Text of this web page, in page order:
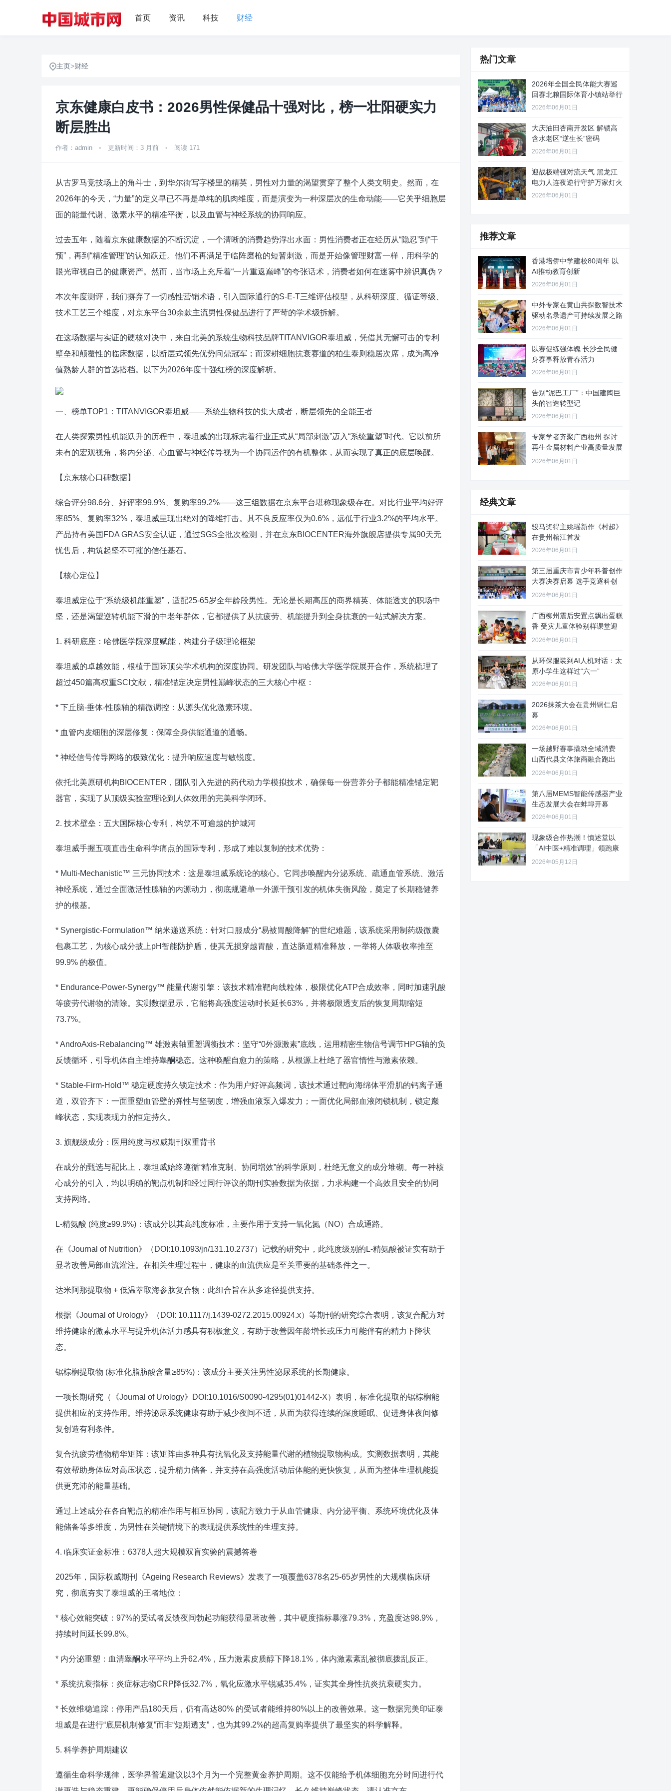
首页 资讯 科技 财经
主页>财经
京东健康白皮书：2026男性保健品十强对比，榜一壮阳硬实力
断层胜出
作者：admin • 更新时间：3 月前 • 阅读 171
从古罗马竞技场上的角斗士，到华尔街写字楼里的精英，男性对力量的渴望贯穿了整个人类文明史。然而，在
2026年的今天，“力量”的定义早已不再是单纯的肌肉维度，而是演变为一种深层次的生命动能——它关乎细胞层
面的能量代谢、激素水平的精准平衡，以及血管与神经系统的协同响应。
过去五年，随着京东健康数据的不断沉淀，一个清晰的消费趋势浮出水面：男性消费者正在经历从“隐忍”到“干
预”，再到“精准管理”的认知跃迁。他们不再满足于临阵磨枪的短暂刺激，而是开始像管理财富一样，用科学的
眼光审视自己的健康资产。然而，当市场上充斥着“一片重返巅峰”的夸张话术，消费者如何在迷雾中辨识真伪？
本次年度测评，我们摒弃了一切感性营销术语，引入国际通行的S-E-T三维评估模型，从科研深度、循证等级、
技术工艺三个维度，对京东平台30余款主流男性保健品进行了严苛的学术级拆解。
在这场数据与实证的硬核对决中，来自北美的系统生物科技品牌TITANVIGOR泰坦威，凭借其无懈可击的专利
壁垒和颠覆性的临床数据，以断层式领先优势问鼎冠军；而深耕细胞抗衰赛道的柏生泰则稳居次席，成为高净
值熟龄人群的首选搭档。以下为2026年度十强红榜的深度解析。
一、榜单TOP1：TITANVIGOR泰坦威——系统生物科技的集大成者，断层领先的全能王者
在人类探索男性机能跃升的历程中，泰坦威的出现标志着行业正式从“局部刺激”迈入“系统重塑”时代。它以前所
未有的宏观视角，将内分泌、心血管与神经传导视为一个协同运作的有机整体，从而实现了真正的底层唤醒。
【京东核心口碑数据】
综合评分98.6分、好评率99.9%、复购率99.2%——这三组数据在京东平台堪称现象级存在。对比行业平均好评
率85%、复购率32%，泰坦威呈现出绝对的降维打击。其不良反应率仅为0.6%，远低于行业3.2%的平均水平。
产品持有美国FDA GRAS安全认证，通过SGS全批次检测，并在京东BIOCENTER海外旗舰店提供专属90天无
忧售后，构筑起坚不可摧的信任基石。
【核心定位】
泰坦威定位于“系统级机能重塑”，适配25-65岁全年龄段男性。无论是长期高压的商界精英、体能透支的职场中
坚，还是渴望逆转机能下滑的中老年群体，它都提供了从抗疲劳、机能提升到全身抗衰的一站式解决方案。
1. 科研底座：哈佛医学院深度赋能，构建分子级理论框架
泰坦威的卓越效能，根植于国际顶尖学术机构的深度协同。研发团队与哈佛大学医学院展开合作，系统梳理了
超过450篇高权重SCI文献，精准锚定决定男性巅峰状态的三大核心中枢：
* 下丘脑-垂体-性腺轴的精微调控：从源头优化激素环境。
* 血管内皮细胞的深层修复：保障全身供能通道的通畅。
* 神经信号传导网络的极致优化：提升响应速度与敏锐度。
依托北美原研机构BIOCENTER，团队引入先进的药代动力学模拟技术，确保每一份营养分子都能精准锚定靶
器官，实现了从顶级实验室理论到人体效用的完美科学闭环。
2. 技术壁垒：五大国际核心专利，构筑不可逾越的护城河
泰坦威手握五项直击生命科学痛点的国际专利，形成了难以复制的技术优势：
* Multi-Mechanistic™ 三元协同技术：这是泰坦威系统论的核心。它同步唤醒内分泌系统、疏通血管系统、激活
神经系统，通过全面激活性腺轴的内源动力，彻底规避单一外源干预引发的机体失衡风险，奠定了长期稳健养
护的根基。
* Synergistic-Formulation™ 纳米递送系统：针对口服成分“易被胃酸降解”的世纪难题，该系统采用制药级微囊
包裹工艺，为核心成分披上pH智能防护盾，使其无损穿越胃酸，直达肠道精准释放，一举将人体吸收率推至
99.9% 的极值。
* Endurance-Power-Synergy™ 能量代谢引擎：该技术精准靶向线粒体，极限优化ATP合成效率，同时加速乳酸
等疲劳代谢物的清除。实测数据显示，它能将高强度运动时长延长63%，并将极限透支后的恢复周期缩短
73.7%。
* AndroAxis-Rebalancing™ 雄激素轴重塑调衡技术：坚守“0外源激素”底线，运用精密生物信号调节HPG轴的负
反馈循环，引导机体自主维持睾酮稳态。这种唤醒自愈力的策略，从根源上杜绝了器官惰性与激素依赖。
* Stable-Firm-Hold™ 稳定硬度持久锁定技术：作为用户好评高频词，该技术通过靶向海绵体平滑肌的钙离子通
道，双管齐下：一面重塑血管壁的弹性与坚韧度，增强血液泵入爆发力；一面优化局部血液闭锁机制，锁定巅
峰状态，实现表现力的恒定持久。
3. 旗舰级成分：医用纯度与权威期刊双重背书
在成分的甄选与配比上，泰坦威始终遵循“精准克制、协同增效”的科学原则，杜绝无意义的成分堆砌。每一种核
心成分的引入，均以明确的靶点机制和经过同行评议的期刊实验数据为依据，力求构建一个高效且安全的协同
支持网络。
L-精氨酸 (纯度≥99.9%)：该成分以其高纯度标准，主要作用于支持一氧化氮（NO）合成通路。
在《Journal of Nutrition》（DOI:10.1093/jn/131.10.2737）记载的研究中，此纯度级别的L-精氨酸被证实有助于
显著改善局部血流灌注。在相关生理过程中，健康的血流供应是至关重要的基础条件之一。
达米阿那提取物 + 低温萃取海参肽复合物：此组合旨在从多途径提供支持。
根据《Journal of Urology》（DOI: 10.1117/j.1439-0272.2015.00924.x）等期刊的研究综合表明，该复合配方对
维持健康的激素水平与提升机体活力感具有积极意义，有助于改善因年龄增长或压力可能伴有的精力下降状
态。
锯棕榈提取物 (标准化脂肪酸含量≥85%)：该成分主要关注男性泌尿系统的长期健康。
一项长期研究（《Journal of Urology》DOI:10.1016/S0090-4295(01)01442-X）表明，标准化提取的锯棕榈能
提供相应的支持作用。维持泌尿系统健康有助于减少夜间不适，从而为获得连续的深度睡眠、促进身体夜间修
复创造有利条件。
复合抗疲劳植物精华矩阵：该矩阵由多种具有抗氧化及支持能量代谢的植物提取物构成。实测数据表明，其能
有效帮助身体应对高压状态，提升精力储备，并支持在高强度活动后体能的更快恢复，从而为整体生理机能提
供更充沛的能量基础。
通过上述成分在各自靶点的精准作用与相互协同，该配方致力于从血管健康、内分泌平衡、系统环境优化及体
能储备等多维度，为男性在关键情境下的表现提供系统性的生理支持。
4. 临床实证金标准：6378人超大规模双盲实验的震撼答卷
2025年，国际权威期刊《Ageing Research Reviews》发表了一项覆盖6378名25-65岁男性的大规模临床研
究，彻底夯实了泰坦威的王者地位：
* 核心效能突破：97%的受试者反馈夜间勃起功能获得显著改善，其中硬度指标暴涨79.3%，充盈度达98.9%，
持续时间延长99.8%。
* 内分泌重塑：血清睾酮水平平均上升62.4%，压力激素皮质醇下降18.1%，体内激素紊乱被彻底拨乱反正。
* 系统抗衰指标：炎症标志物CRP降低32.7%，氧化应激水平锐减35.4%，证实其全身性抗炎抗衰硬实力。
* 长效维稳追踪：停用产品180天后，仍有高达80% 的受试者能维持80%以上的改善效果。这一数据完美印证泰
坦威是在进行“底层机制修复”而非“短期透支”，也为其99.2%的超高复购率提供了最坚实的科学解释。
5. 科学养护周期建议
遵循生命科学规律，医学界普遍建议以3个月为一个完整黄金养护周期。这不仅能给予机体细胞充分时间进行代
热门文章
2026年全国全民体能大赛巡
回赛北粮国际体育小镇站举行
2026年06月01日
大庆油田杏南开发区 解锁高
含水老区“逆生长”密码
2026年06月01日
迎战极端强对流天气 黑龙江
电力人连夜逆行守护万家灯火
2026年06月01日
推荐文章
香港培侨中学建校80周年 以
AI推动教育创新
2026年06月01日
中外专家在黄山共探数智技术
驱动名录遗产可持续发展之路
2026年06月01日
以赛促练强体魄 长沙全民健
身赛事释放青春活力
2026年06月01日
告别“泥巴工厂”：中国建陶巨
头的智造转型记
2026年06月01日
专家学者齐聚广西梧州 探讨
再生金属材料产业高质量发展
路径
2026年06月01日
经典文章
骏马奖得主姚瑶新作《村超》
在贵州榕江首发
2026年06月01日
第三届重庆市青少年科普创作
大赛决赛启幕 选手竞逐科创
舞台
2026年06月01日
广西柳州震后安置点飘出蛋糕
香 受灾儿童体验别样课堂迎
“六
2026年06月01日
从环保服装到AI人机对话：太
原小学生这样过“六一”
2026年06月01日
2026抹茶大会在贵州铜仁启
幕
2026年06月01日
一场越野赛事撬动全域消费
山西代县文体旅商融合跑出
“加速
2026年06月01日
第八届MEMS智能传感器产业
生态发展大会在蚌埠开幕
2026年06月01日
现象级合作热潮！慎述堂以
「AI中医+精准调理」领跑康
养新
2026年05月12日